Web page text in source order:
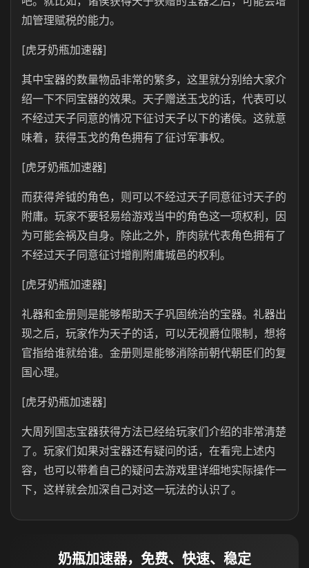
加管理赋税的能力。
[虎牙奶瓶加速器]
其中宝器的数量物品非常的繁多，这里就分别给大家介
绍一下不同宝器的效果。天子赠送玉戈的话，代表可以
不经过天子同意的情况下征讨天子以下的诸侯。这就意
味着，获得玉戈的角色拥有了征讨军事权。
[虎牙奶瓶加速器]
而获得斧钺的角色，则可以不经过天子同意征讨天子的
附庸。玩家不要轻易给游戏当中的角色这一项权利，因
为可能会祸及自身。除此之外，胙肉就代表角色拥有了
不经过天子同意征讨增削附庸城邑的权利。
[虎牙奶瓶加速器]
礼器和金册则是能够帮助天子巩固统治的宝器。礼器出
现之后，玩家作为天子的话，可以无视爵位限制，想将
官指给谁就给谁。金册则是能够消除前朝代朝臣们的复
国心理。
[虎牙奶瓶加速器]
大周列国志宝器获得方法已经给玩家们介绍的非常清楚
了。玩家们如果对宝器还有疑问的话，在看完上述内
容，也可以带着自己的疑问去游戏里详细地实际操作一
下，这样就会加深自己对这一玩法的认识了。
奶瓶加速器，免费、快速、稳定